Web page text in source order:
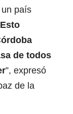
país
Esto
de todos
”, expresó
de la